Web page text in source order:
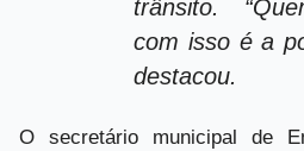
trânsito.
com isso é a
destacou.
O secretário municipal de